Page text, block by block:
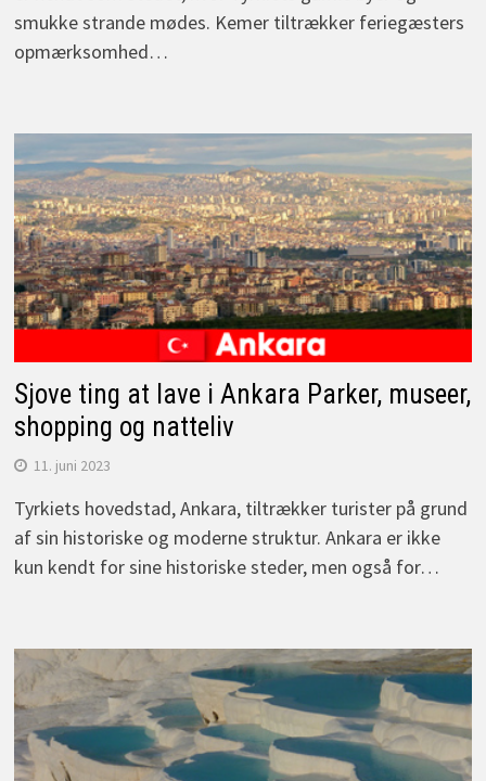
smukke strande mødes. Kemer tiltrækker feriegæsters
opmærksomhed…
Sjove ting at lave i Ankara Parker, museer,
shopping og natteliv
11. juni 2023
Tyrkiets hovedstad, Ankara, tiltrækker turister på grund
af sin historiske og moderne struktur. Ankara er ikke
kun kendt for sine historiske steder, men også for…